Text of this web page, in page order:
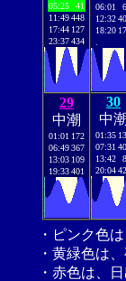
05:25
41
11:49448
17:44 127
23:37434
06:01
12:32
18:20
29
中潮
01:01 172
06:49367
13:03 109
19:33401
30
中潮
01:35
07:31
13:42
20:04
・ピンク色
・黄緑色は
・赤色は、